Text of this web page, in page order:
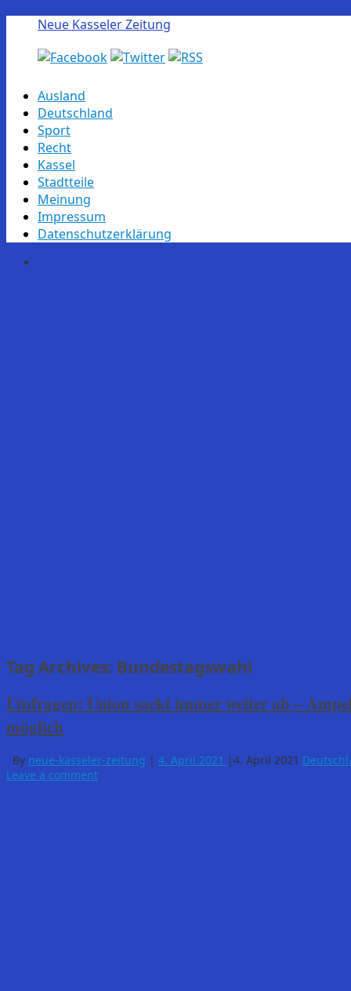
Neue Kasseler Zeitung
Skip
content
Ausland
Deutschland
Sport
Recht
Kassel
Stadtteile
Meinung
Impressum
Datenschutzerklärung
Tag Archives: Bundestagswahl
Umfragen: Union sackt immer weiter ab –
möglich
By neue-kasseler-zeitung | 4. April 2021 |4. April 2021
Leave a comment